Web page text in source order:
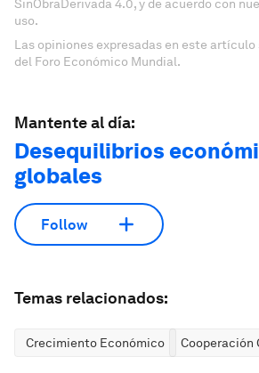
SinObraDerivada 4.0, y de acuerdo con
uso.
Las opiniones expresadas en este artículo
del Foro Económico Mundial.
Mantente al día:
Desequilibrios
globales
Follow
Temas relacionados:
Crecimiento Económico Cooperación